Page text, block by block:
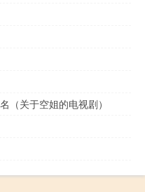
（关于空姐的电视剧）